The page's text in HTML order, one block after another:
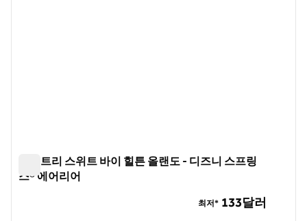
더블트리 스위트 바이 힐튼 올랜도 - 디즈니 스프링
스® 에어리어
최저* 133달러